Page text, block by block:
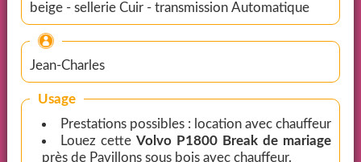
beige - sellerie Cuir - transmission Automatique
Jean-Charles
Usage
Prestations possibles : location avec chauffeur
Louez cette Volvo P1800 Break de mariage
près de Pavillons sous bois avec chauffeur.